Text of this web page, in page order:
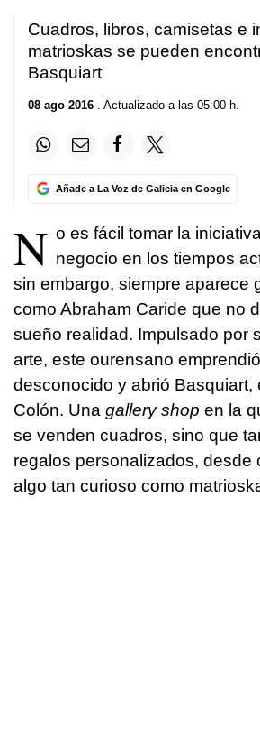
Cuadros, libros, camisetas e
matrioskas se pueden
Basquiart
08 ago 2016 . Actualizado a las 05:00 h.
Añade a La Voz de Galicia en Google
N o es fácil tomar la
negocio en los tiempos
sin embargo, siempre aparece
como Abraham Caride que no
sueño realidad. Impulsado por
arte, este ourensano
desconocido y abrió Basquiart,
Colón. Una gallery shop en la
se venden cuadros, sino que
regalos personalizados, desde
algo tan curioso como